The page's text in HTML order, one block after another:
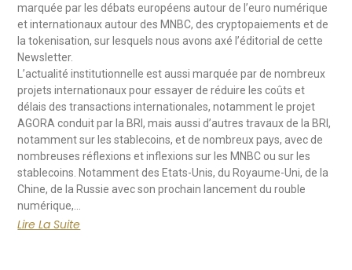
marquée par les débats européens autour de l’euro numérique
et internationaux autour des MNBC, des cryptopaiements et de
la tokenisation, sur lesquels nous avons axé l’éditorial de cette
Newsletter.
L’actualité institutionnelle est aussi marquée par de nombreux
projets internationaux pour essayer de réduire les coûts et
délais des transactions internationales, notamment le projet
AGORA conduit par la BRI, mais aussi d’autres travaux de la BRI,
notamment sur les stablecoins, et de nombreux pays, avec de
nombreuses réflexions et inflexions sur les MNBC ou sur les
stablecoins. Notamment des Etats-Unis, du Royaume-Uni, de la
Chine, de la Russie avec son prochain lancement du rouble
numérique,…
Lire La Suite